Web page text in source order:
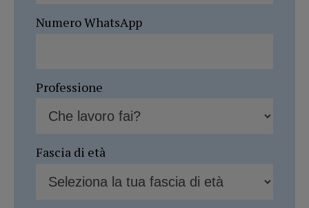
Numero WhatsApp
Professione
Fascia di età